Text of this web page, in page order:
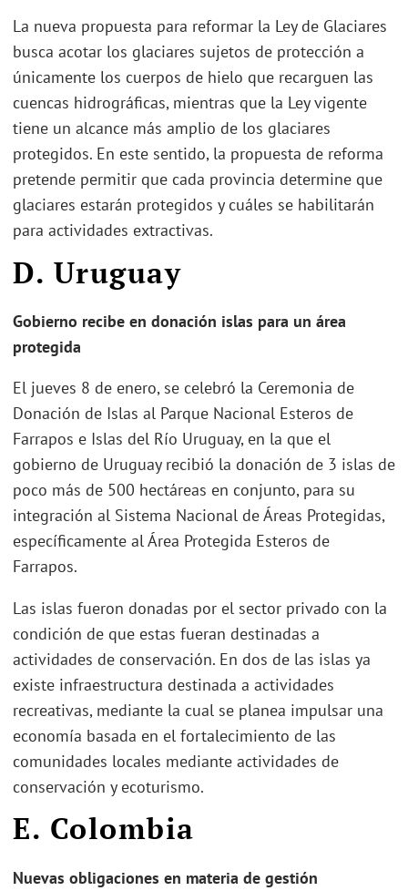
La nueva propuesta para reformar la Ley de Glaciares
busca acotar los glaciares sujetos de protección a
únicamente los cuerpos de hielo que recarguen las
cuencas hidrográficas, mientras que la Ley vigente
tiene un alcance más amplio de los glaciares
protegidos. En este sentido, la propuesta de reforma
pretende permitir que cada provincia determine que
glaciares estarán protegidos y cuáles se habilitarán
para actividades extractivas.
D. Uruguay
Gobierno recibe en donación islas para un área
protegida
El jueves 8 de enero, se celebró la Ceremonia de
Donación de Islas al Parque Nacional Esteros de
Farrapos e Islas del Río Uruguay, en la que el
gobierno de Uruguay recibió la donación de 3 islas de
poco más de 500 hectáreas en conjunto, para su
integración al Sistema Nacional de Áreas Protegidas,
específicamente al Área Protegida Esteros de
Farrapos.
Las islas fueron donadas por el sector privado con la
condición de que estas fueran destinadas a
actividades de conservación. En dos de las islas ya
existe infraestructura destinada a actividades
recreativas, mediante la cual se planea impulsar una
economía basada en el fortalecimiento de las
comunidades locales mediante actividades de
conservación y ecoturismo.
E. Colombia
Nuevas obligaciones en materia de gestión